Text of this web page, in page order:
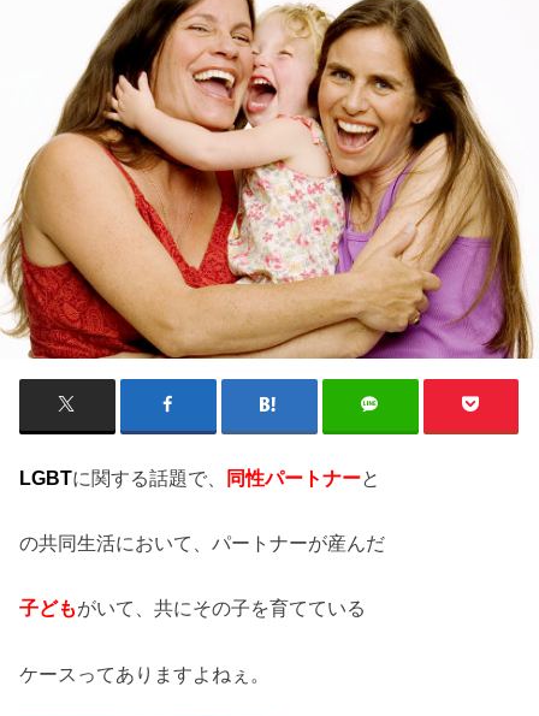
LGBTに関する話題で、 同性パートナーと
の共同生活において、パートナーが産んだ
子どもがいて、共にその子を育てている
ケースってありますよねぇ。